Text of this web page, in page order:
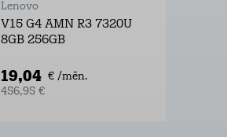
Lenovo
V15 G4 AMN R3 7320U
8GB 256GB
19,04 € /mēn.
456,95 €